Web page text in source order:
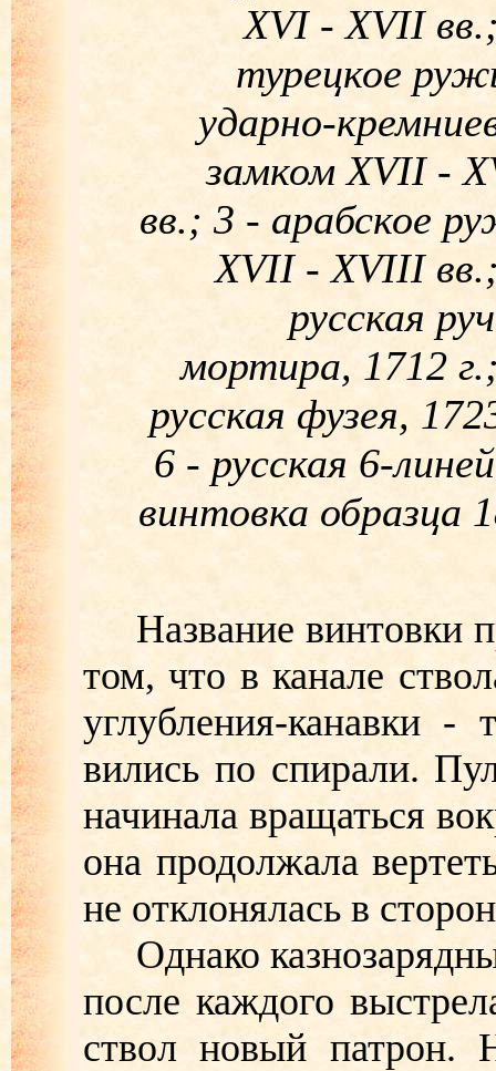
XVI - XVII
турецкое
ударно-
замком XVII -
вв.; 3 - арабское
XVII - XVIII
русская
мортира, 1712
русская фузея,
6 - русская 6-
винтовка образца
Название винтовки
том, что в канале
углубления-канавки -
вились по спирали.
начинала вращаться
она продолжала
не отклонялась в
Однако
после каждого
ствол новый патрон.